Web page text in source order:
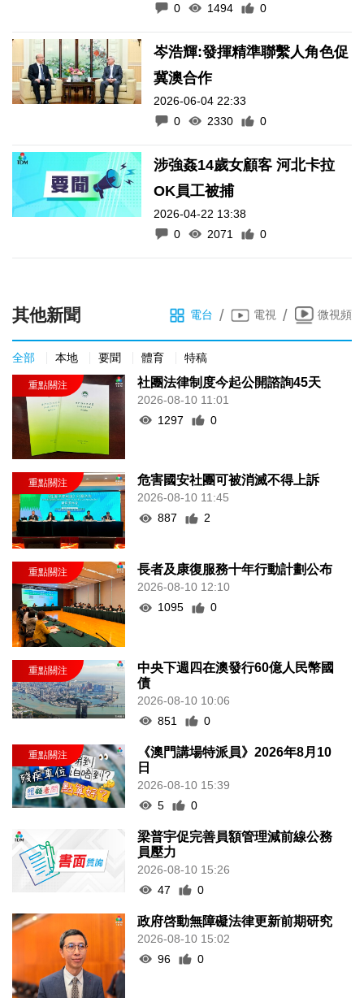
0
1494 0
岑浩輝:發揮精準聯繫人角色促
冀澳合作
2026-06-04 22:33
0
2330 0
涉強姦14歲女顧客 河北卡拉
OK員工被捕
2026-04-22 13:38
0
2071 0
其他新聞 電台 / 電視 / 微視頻
全部 本地 要聞 體育 特稿
社團法律制度今起公開諮詢45天
2026-08-10 11:01
1297
0
危害國安社團可被消滅不得上訴
2026-08-10 11:45
887
2
長者及康復服務十年行動計劃公布
2026-08-10 12:10
1095
0
中央下週四在澳發行60億人民幣國
債
2026-08-10 10:06
851
0
《澳門講場特派員》2026年8月10
日
2026-08-10 15:39
5
0
梁普宇促完善員額管理減前線公務
員壓力
2026-08-10 15:26
47
0
政府啓動無障礙法律更新前期研究
2026-08-10 15:02
96
0